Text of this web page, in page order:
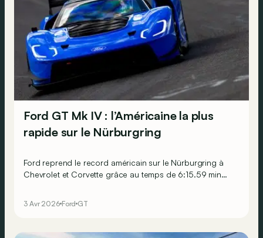
Ford GT Mk IV : l’Américaine la plus
rapide sur le Nürburgring
Ford reprend le record américain sur le Nürburgring à
Chevrolet et Corvette grâce au temps de 6:15.59 min
3 Avr 2026 Ford GT